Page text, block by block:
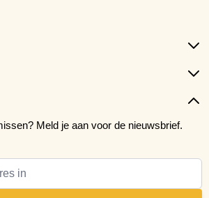
Meld je aan voor de nieuwsbrief.